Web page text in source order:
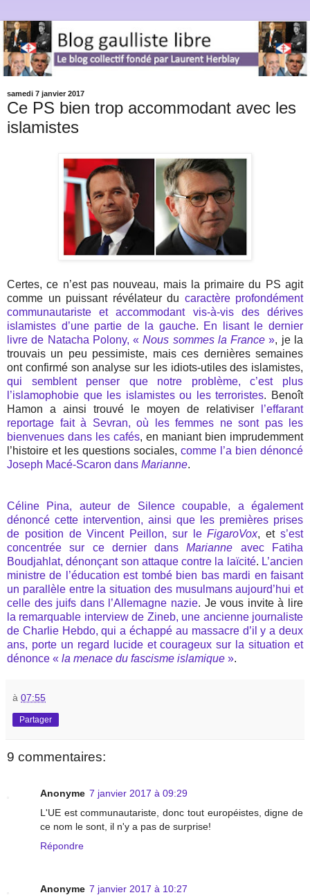
samedi 7 janvier 2017
Ce PS bien trop accommodant avec les
islamistes
Certes, ce n’est pas nouveau, mais la primaire du PS agit
comme un puissant révélateur du caractère profondément
communautariste et accommodant vis-à-vis des dérives
islamistes d’une partie de la gauche. En lisant le dernier
livre de Natacha Polony, «Nous sommes la France», je la
trouvais un peu pessimiste, mais ces dernières semaines
ont confirmé son analyse sur les idiots-utiles des islamistes,
qui semblent penser que notre problème, c’est plus
l’islamophobie que les islamistes ou les terroristes. Benoît
Hamon a ainsi trouvé le moyen de relativiser
l’effarant
reportage fait à Sevran, où les femmes ne sont pas les
bienvenues dans les cafés, en maniant bien imprudemment
l’histoire et les questions sociales, comme l’a bien dénoncé
Joseph Macé-Scaron dans Marianne.
Céline Pina, auteur de Silence coupable, a également
dénoncé cette intervention, ainsi que les premières prises
de position de Vincent Peillon, sur leFigaroVox, ets’est
concentrée sur ce dernier dansMarianne avec Fatiha
Boudjahlat, dénonçant son attaque contre la laïcité. L’ancien
ministre de l’éducation est tombé bien bas mardi en faisant
un parallèle entre la situation des musulmans aujourd’hui et
celle des juifs dans l’Allemagne nazie. Je vous invite à lire
la remarquable interview de Zineb, une ancienne journaliste
de Charlie Hebdo, qui a échappé au massacre d’il y a deux
ans, porte un regard lucide et courageux sur la situation et
dénonce « la menace du fascisme islamique ».
à 07:55
Partager
9 commentaires:
Anonyme 7 janvier 2017 à 09:29
L'UE est communautariste, donc tout européistes, digne de
ce nom le sont, il n'y a pas de surprise!
Répondre
Anonyme 7 janvier 2017 à 10:27